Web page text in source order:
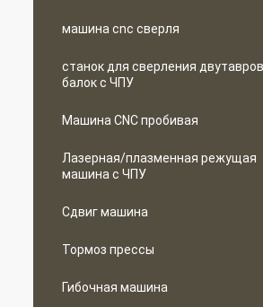
машина cnc сверля
станок для сверления
балок с ЧПУ
Машина CNC пробивая
Лазерная/плазменная режущая
машина с ЧПУ
Сдвиг машина
Тормоз прессы
Гибочная машина